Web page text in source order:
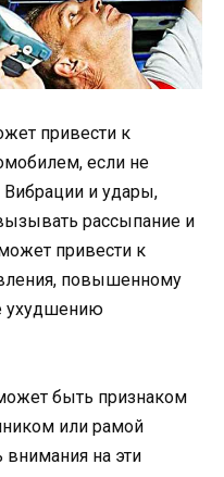
привести к
если не
Вибрации и удары,
рассыпание и
привести к
повышенному
ухудшению
быть признаком
или рамой
внимания на эти